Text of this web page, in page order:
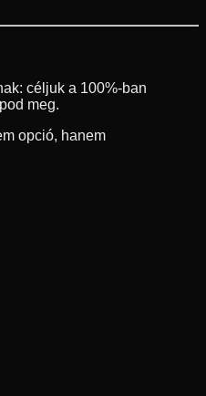
céljuk a 100%-ban
meg.
opció, hanem